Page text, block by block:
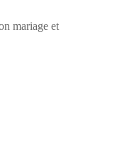
mariage et